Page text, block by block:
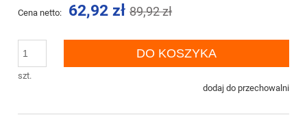
Cena netto: 62,92 zł 89,92 zł
szt.
DO KOSZYKA
dodaj do przechowalni